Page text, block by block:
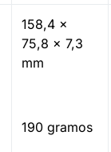
158,4 x
75,8 x 7,3
mm
190 gramos